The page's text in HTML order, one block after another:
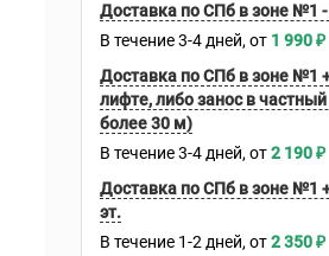
Доставка по СПб в зоне №1 -
В течение 3-4 дней 1 990₽
Доставка по СПб в зоне №1
лифте, либо занос в
более 30 м)
В течение 3-4 дней 2 190₽
Доставка по СПб в зоне №1
эт.
В течение 1-2 дней 2 350₽